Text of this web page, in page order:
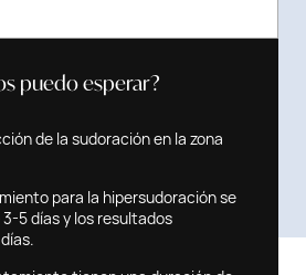
puedo esperar?
de la sudoración en la zona
para la hipersudoración se
5 días y los resultados